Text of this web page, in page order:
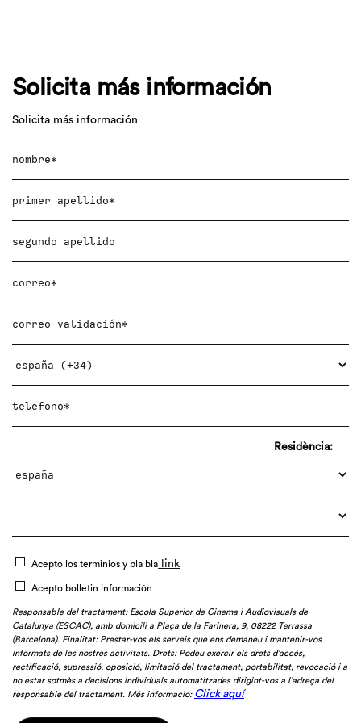
Solicita más información
Solicita más información
Residència:
Acepto los terminios y bla bla link
Acepto bolletin información
Responsable del tractament: Escola Superior de Cinema i Audiovisuals de
Catalunya (ESCAC), amb domicili a Plaça de la Farinera, 9, 08222 Terrassa
(Barcelona). Finalitat: Prestar-vos els serveis que ens demaneu i mantenir-vos
informats de les nostres activitats. Drets: Podeu exercir els drets d’accés,
rectificació, supressió, oposició, limitació del tractament, portabilitat, revocació i a
no estar sotmès a decisions individuals automatitzades dirigint-vos a l’adreça del
responsable del tractament. Més informació: Click aquí